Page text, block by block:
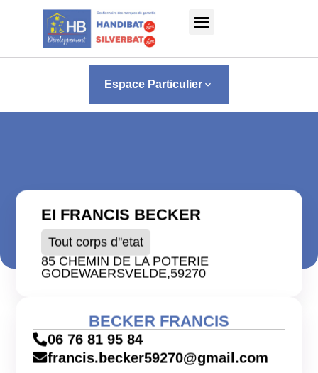
Panneau de gestion des cookies
Espace Particulier keyboard_arrow_down
EI FRANCIS BECKER
Tout corps d''etat
85 CHEMIN DE LA POTERIE
GODEWAERSVELDE,59270
BECKER FRANCIS
06 76 81 95 84
francis.becker59270@gmail.com